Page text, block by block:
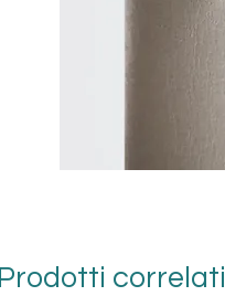
Prodotti correlati